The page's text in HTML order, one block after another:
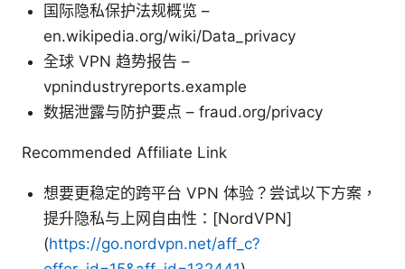
国际隐私保护法规概览 –
en.wikipedia.org/wiki/Data_privacy
全球 VPN 趋势报告 –
vpnindustryreports.example
数据泄露与防护要点 – fraud.org/privacy
Recommended Affiliate Link
想要更稳定的跨平台 VPN 体验？尝试以下方案，
提升隐私与上网自由性：[NordVPN]
(https://go.nordvpn.net/aff_c?